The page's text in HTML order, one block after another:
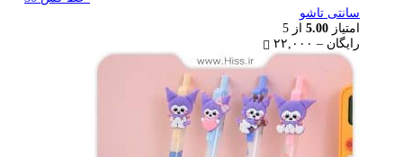
سانتی تاشو
امتیاز 5.00 از 5
رایگان – ۲۲,۰۰۰
range:
رایگان
through
۲۲,۰۰۰ تومان